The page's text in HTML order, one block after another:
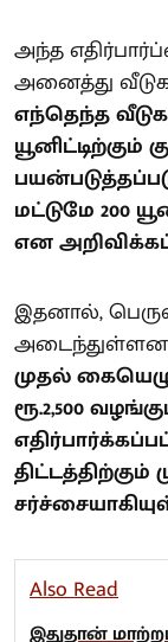
அந்த
அனைத்து
எந்தெந்த
மட்டுமே 200
என
இதனால்,
முதல்
ரூ.2,500
Also Read
இதுதான்